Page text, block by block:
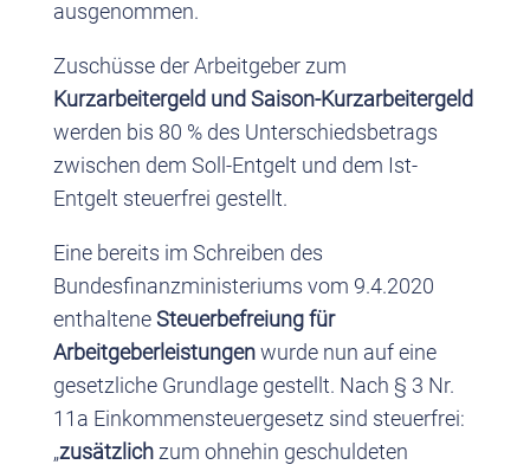
ausgenommen.
Zuschüsse der Arbeitgeber zum
Kurzarbeitergeld und Saison-Kurzarbeitergeld
werden bis 80 % des Unterschiedsbetrags
zwischen dem Soll-Entgelt und dem Ist-
Entgelt steuerfrei gestellt.
Eine bereits im Schreiben des
Bundesfinanzministeriums vom 9.4.2020
enthaltene Steuerbefreiung für
Arbeitgeberleistungenwurde nun auf eine
gesetzliche Grundlage gestellt. Nach § 3 Nr.
11a Einkommensteuergesetz sind steuerfrei:
„zusätzlichzum ohnehin geschuldeten